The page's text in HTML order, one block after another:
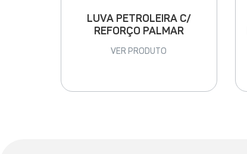
LUVA PETROLEIRA C/
REFORÇO PALMAR
VER PRODUTO